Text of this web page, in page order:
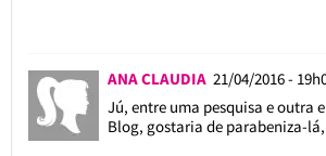
ANA CLAUDIA 21/04/2016 -
Jú, entre uma pesquisa e outra
Blog, gostaria de parabeniza-